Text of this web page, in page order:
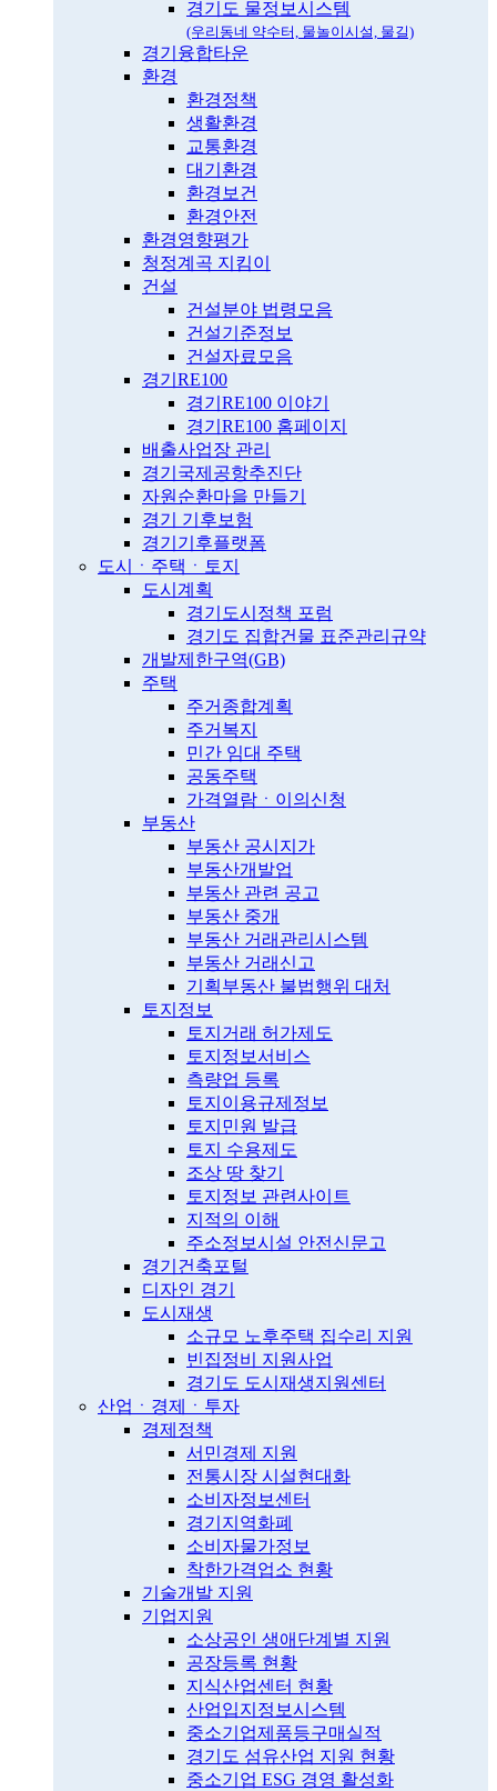
경기도 물정보시스템
(우리동네 약수터, 물놀이시설, 물길)
경기융합타운
환경
환경정책
생활환경
교통환경
대기환경
환경보건
환경안전
환경영향평가
청정계곡 지킴이
건설
건설분야 법령모음
건설기준정보
건설자료모음
경기RE100
경기RE100 이야기
경기RE100 홈페이지
배출사업장 관리
경기국제공항추진단
자원순환마을 만들기
경기 기후보험
경기기후플랫폼
도시ㆍ주택ㆍ토지
도시계획
경기도시정책 포럼
경기도 집합건물 표준관리규약
개발제한구역(GB)
주택
주거종합계획
주거복지
민간 임대 주택
공동주택
가격열람ㆍ이의신청
부동산
부동산 공시지가
부동산개발업
부동산 관련 공고
부동산 중개
부동산 거래관리시스템
부동산 거래신고
기획부동산 불법행위 대처
토지정보
토지거래 허가제도
토지정보서비스
측량업 등록
토지이용규제정보
토지민원 발급
토지 수용제도
조상 땅 찾기
토지정보 관련사이트
지적의 이해
주소정보시설 안전신문고
경기건축포털
디자인 경기
도시재생
소규모 노후주택 집수리 지원
빈집정비 지원사업
경기도 도시재생지원센터
산업ㆍ경제ㆍ투자
경제정책
서민경제 지원
전통시장 시설현대화
소비자정보센터
경기지역화폐
소비자물가정보
착한가격업소 현황
기술개발 지원
기업지원
소상공인 생애단계별 지원
공장등록 현황
지식산업센터 현황
산업입지정보시스템
중소기업제품등구매실적
경기도 섬유산업 지원 현황
중소기업 ESG 경영 활성화